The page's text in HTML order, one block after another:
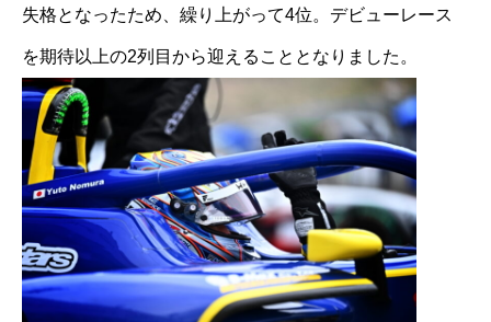
失格となったため、繰り上がって4位。デビューレース
を期待以上の2列目から迎えることとなりました。